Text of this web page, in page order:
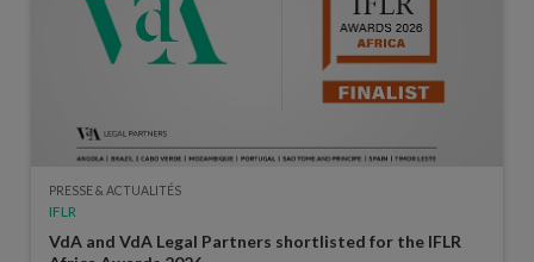
PRESSE & ACTUALITÉS
IFLR
VdA and VdA Legal Partners shortlisted for the IFLR